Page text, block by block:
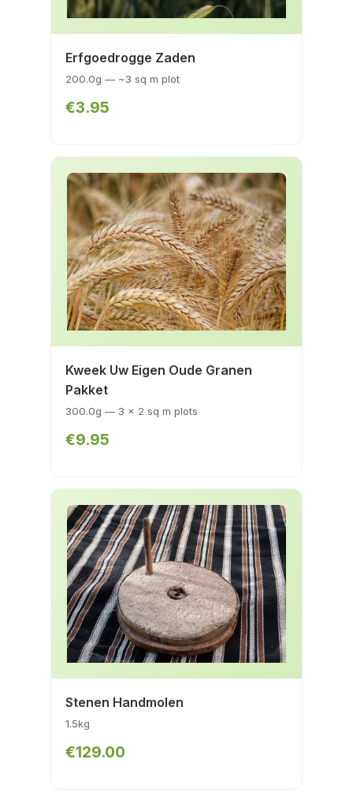
Erfgoedrogge Zaden
200.0g — ~3 sq m plot
€3.95
Kweek Uw Eigen Oude Granen
Pakket
300.0g — 3 x 2 sq m plots
€9.95
Stenen Handmolen
1.5kg
€129.00